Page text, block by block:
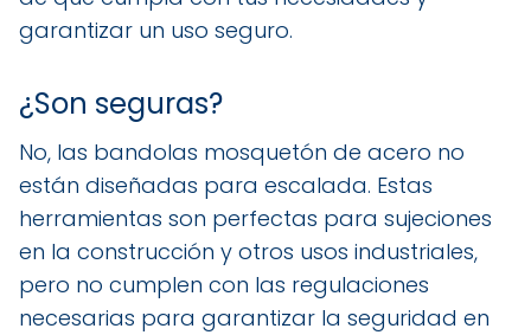
garantizar un uso seguro.
¿Son seguras?
No, las bandolas mosquetón de acero no
están diseñadas para escalada. Estas
herramientas son perfectas para sujeciones
en la construcción y otros usos industriales,
pero no cumplen con las regulaciones
necesarias para garantizar la seguridad en